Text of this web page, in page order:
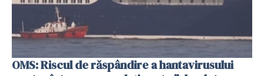
OMS: Riscul de răspândire a hantavirusului